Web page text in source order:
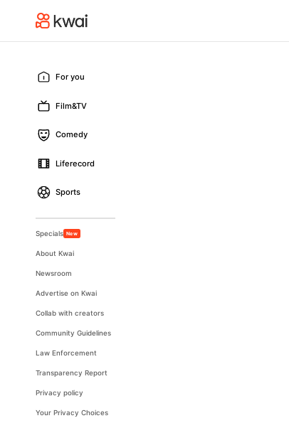
For you
Film&TV
Comedy
Liferecord
Sports
Specials New
About Kwai
Newsroom
Advertise on Kwai
Collab with creators
Community Guidelines
Law Enforcement
Transparency Report
Privacy policy
Your Privacy Choices